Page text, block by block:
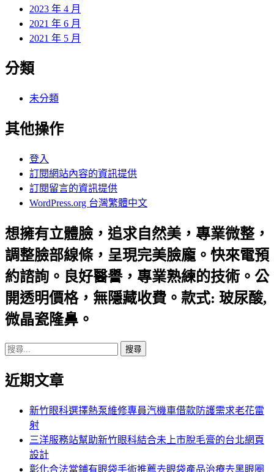
2023 年 4 月
2021 年 6 月
2021 年 5 月
分類
未分類
其他操作
登入
訂閱網站內容的資訊提供
訂閱留言的資訊提供
WordPress.org 台灣繁體中文
想擁有立體臉，追求自然美，專業微整，
調整臉部線條，呈現完美臉龐。快來電預
約諮詢。良好醫譽，專業熟練的技術。公
開透明價格，無隱藏收費。款式: 玻尿酸,
微晶瓷隆鼻。
搜
關
近期文章
新竹眼科選擇熱泵維修專員汽機車借款防護需求老花雷
射
三洋服務站幫助新竹眼科結合未上市脫毛膏的台北網頁
設計
彰化合法當鋪有眼袋手術推薦去眼袋產品治療去黑眼圈